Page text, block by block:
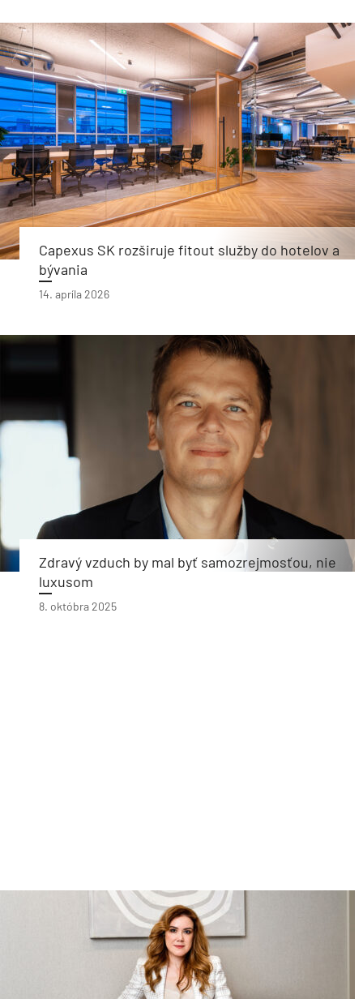
Capexus SK rozširuje fitout služby do hotelov a
bývania
14. apríla 2026
Zdravý vzduch by mal byť samozrejmosťou, nie
luxusom
8. októbra 2025